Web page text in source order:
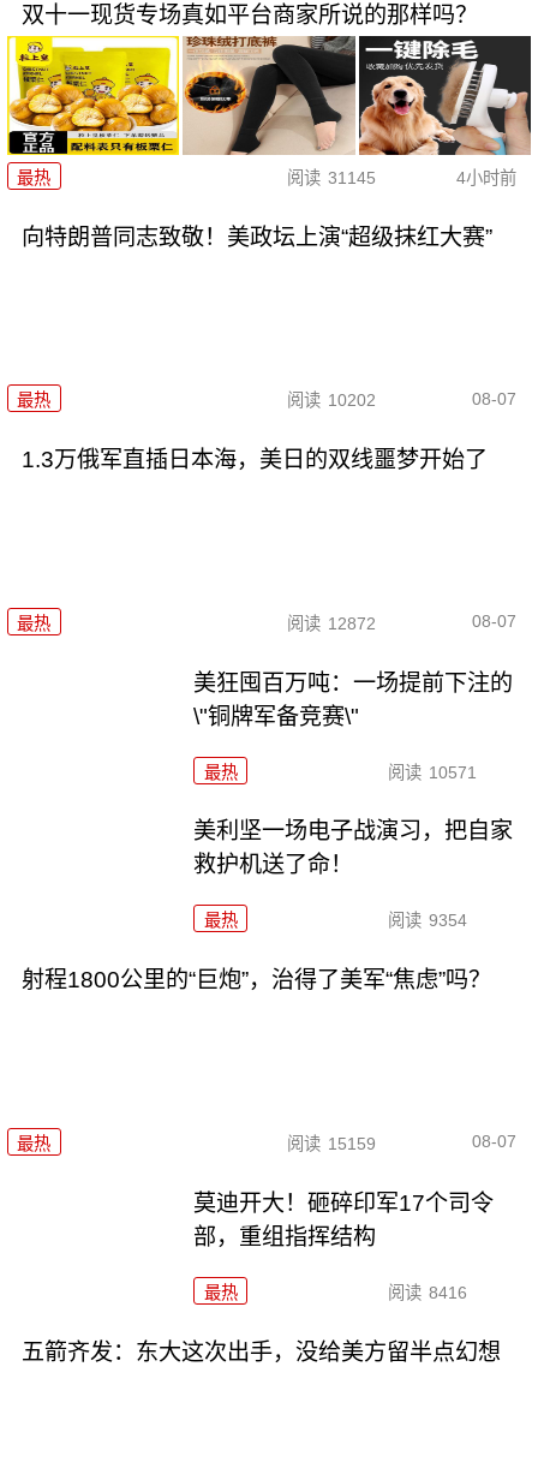
双十一现货专场真如平台商家所说的那样吗？
最热 阅读 31145 4小时前
向特朗普同志致敬！美政坛上演“超级抹红大赛”
最热 阅读 10202 08-07
1.3万俄军直插日本海，美日的双线噩梦开始了
最热 阅读 12872 08-07
美狂囤百万吨：一场提前下注的
\"铜牌军备竞赛\"
最热 阅读 10571
美利坚一场电子战演习，把自家
救护机送了命！
最热 阅读 9354
射程1800公里的“巨炮”，治得了美军“焦虑”吗？
最热 阅读 15159 08-07
莫迪开大！砸碎印军17个司令
部，重组指挥结构
最热 阅读 8416
五箭齐发：东大这次出手，没给美方留半点幻想